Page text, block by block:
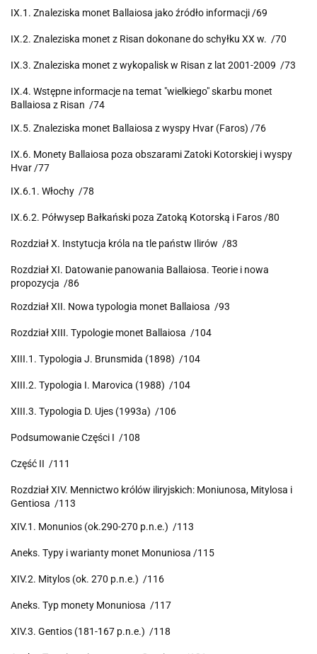
IX.1. Znaleziska monet Ballaiosa jako źródło informacji /69
IX.2. Znaleziska monet z Risan dokonane do schyłku XX w. /70
IX.3. Znaleziska monet z wykopalisk w Risan z lat 2001-2009 /73
IX.4. Wstępne informacje na temat "wielkiego" skarbu monet
Ballaiosa z Risan /74
IX.5. Znaleziska monet Ballaiosa z wyspy Hvar (Faros) /76
IX.6. Monety Ballaiosa poza obszarami Zatoki Kotorskiej i wyspy
Hvar /77
IX.6.1. Włochy /78
IX.6.2. Półwysep Bałkański poza Zatoką Kotorską i Faros /80
Rozdział X. Instytucja króla na tle państw Ilirów /83
Rozdział XI. Datowanie panowania Ballaiosa. Teorie i nowa
propozycja /86
Rozdział XII. Nowa typologia monet Ballaiosa /93
Rozdział XIII. Typologie monet Ballaiosa /104
XIII.1. Typologia J. Brunsmida (1898) /104
XIII.2. Typologia I. Marovica (1988) /104
XIII.3. Typologia D. Ujes (1993a) /106
Podsumowanie Części I /108
Część II /111
Rozdział XIV. Mennictwo królów iliryjskich: Moniunosa, Mitylosa i
Gentiosa /113
XIV.1. Monunios (ok.290-270 p.n.e.) /113
Aneks. Typy i warianty monet Monuniosa /115
XIV.2. Mitylos (ok. 270 p.n.e.) /116
Aneks. Typ monety Monuniosa /117
XIV.3. Gentios (181-167 p.n.e.) /118